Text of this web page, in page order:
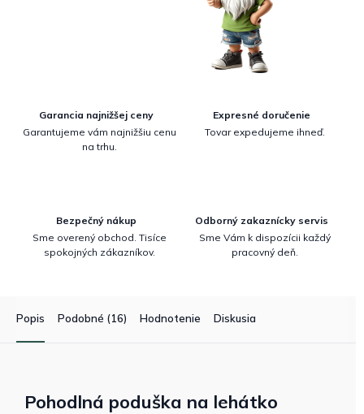
Garancia najnižšej ceny
Garantujeme vám najnižšiu cenu
na trhu.
Expresné doručenie
Tovar expedujeme ihneď.
Bezpečný nákup
Sme overený obchod. Tisíce
spokojných zákazníkov.
Odborný zakaznícky servis
Sme Vám k dispozícii každý
pracovný deň.
Popis Podobné (16) Hodnotenie Diskusia
Pohodlná poduška na lehátko